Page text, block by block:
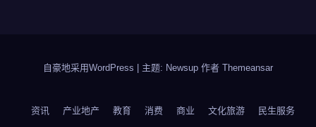
自豪地采用WordPress 主题: Newsup 作者 Themeansar
资讯 产业地产 教育 消费 商业 文化旅游 民生服务